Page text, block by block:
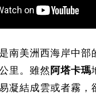
是南美洲西海岸中
里。雖然 阿塔卡瑪
凝結成雲或者霧，